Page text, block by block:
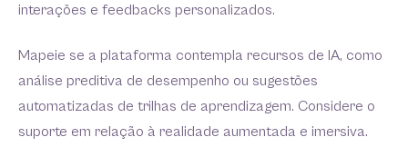
interações e feedbacks personalizados.
Mapeie se a plataforma contempla recursos de IA, como
análise preditiva de desempenho ou sugestões
automatizadas de trilhas de aprendizagem. Considere o
suporte em relação à realidade aumentada e imersiva.